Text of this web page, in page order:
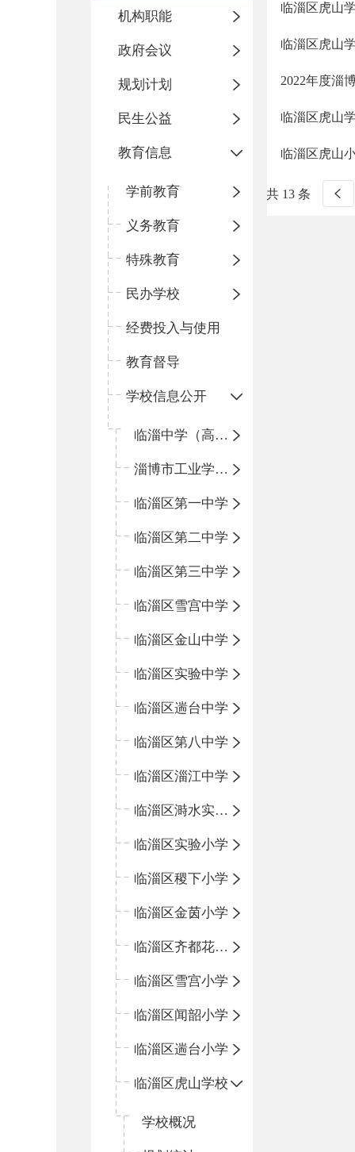
机构职能
政府会议
规划计划
民生公益
教育信息
学前教育
义务教育
特殊教育
民办学校
经费投入与使用
教育督导
学校信息公开
临淄中学（高中）
淄博市工业学校（中职学校）
临淄区第一中学
临淄区第二中学
临淄区第三中学
临淄区雪宫中学
临淄区金山中学
临淄区实验中学
临淄区遄台中学
临淄区第八中学
临淄区淄江中学
临淄区溡水实验学校
临淄区实验小学
临淄区稷下小学
临淄区金茵小学
临淄区齐都花园小学
临淄区雪宫小学
临淄区闻韶小学
临淄区遄台小学
临淄区虎山学校
学校概况
临淄区虎山
临淄区虎山
2022年度淄
临淄区虎山
临淄区虎山
共 13 条